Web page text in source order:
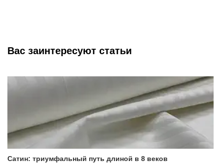
Вас заинтересуют статьи
Сатин: триумфальный путь длиной в 8 веков